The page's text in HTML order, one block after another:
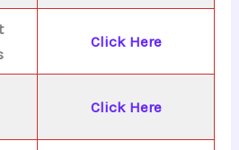
Click Here
Click Here